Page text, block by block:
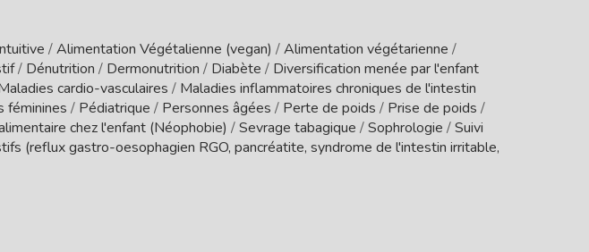
/Alimentation Végétalienne (vegan) /Alimentation végétarienne /
/ Dénutrition / Dermonutrition / Diabète / Diversification menée par l'enfant
cardio-vasculaires / Maladies inflammatoires chroniques de l'intestin
féminines / Pédiatrique / Personnes âgées / Perte de poids / Prise de poids /
chez l'enfant (Néophobie) /Sevrage tabagique /Sophrologie /Suivi
(reflux gastro-oesophagien RGO, pancréatite, syndrome de l'intestin irritable,